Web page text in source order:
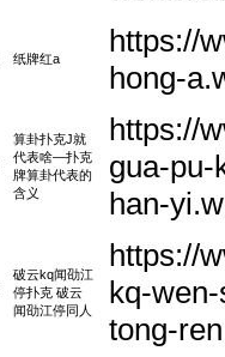
纸牌红a
https://
hong-
算卦扑克J就
代表啥—扑克
牌算卦代表的
含义
https://
gua-pu-
han-
破云kq闻劭江
停扑克 破云
闻劭江停同人
https://
kq-
tong-